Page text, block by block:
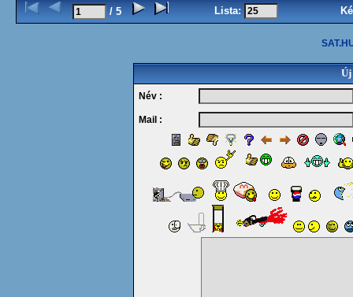
/ 5 Lista:
Új
Név :
Mail :